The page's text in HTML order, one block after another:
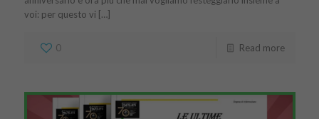
voi: per questo vi […]
0 Read more